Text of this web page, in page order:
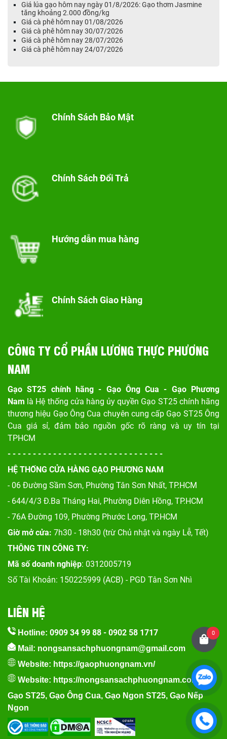
Giá lúa gạo hôm nay ngày 01/8/2026: Gạo thơm Jasmine
tăng khoảng 2.000 đồng/kg
Giá cà phê hôm nay 01/08/2026
Giá cà phê hôm nay 30/07/2026
Giá cà phê hôm nay 28/07/2026
Giá cà phê hôm nay 24/07/2026
Chính Sách Bảo Mật
Chính Sách Đổi Trả
Hướng dẫn mua hàng
Chính Sách Giao Hàng
CÔNG TY CỔ PHẦN LƯƠNG THỰC PHƯƠNG
NAM
Gạo ST25 chính hãng - Gạo Ông Cua - Gạo Phương
Nam là Hệ thống cửa hàng ủy quyền Gạo ST25 chính hãng
thương hiệu Gạo Ông Cua chuyên cung cấp Gạo ST25 Ông
Cua giá sỉ, đảm bảo nguồn gốc rõ ràng và uy tín tại
TPHCM
- - - - - - - - - - - - - - - - - - - - - - - - - - - - - - -
HỆ THỐNG CỬA HÀNG GẠO PHƯƠNG NAM
- 06 Đường Sầm Sơn, Phường Tân Sơn Nhất, TP.HCM
- 644/4/3 Đ.Ba Tháng Hai, Phường Diên Hồng, TP.HCM
- 76A Đường 109, Phường Phước Long, TP.HCM
Giờ mở cửa: 7h30 - 18h30 (trừ Chủ nhật và ngày Lễ, Tết)
THÔNG TIN CÔNG TY:
Mã số doanh nghiệp: 0312005719
Số Tài Khoản: 150225999 (ACB) - PGD Tân Sơn Nhì
LIÊN HỆ
Hotline: 0909 34 99 88 - 0902 58 1717
Mail: nongsansachphuongnam@gmail.com
Website: https://gaophuongnam.vn/
Website: https://nongsansachphuongnam.com
Gạo ST25, Gạo Ông Cua, Gạo Ngon ST25, Gạo Nếp
Ngon
0